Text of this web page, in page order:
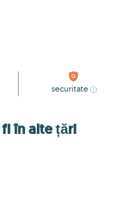
securitate
în alte țări